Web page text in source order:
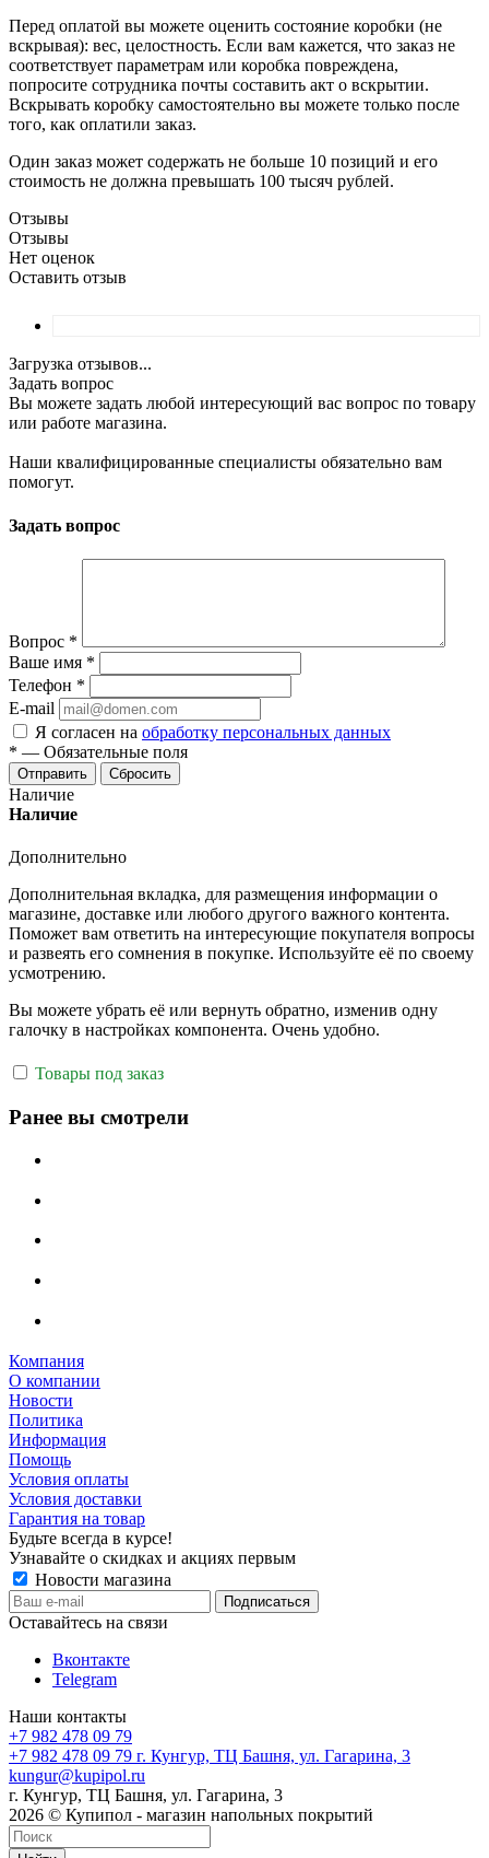
Перед оплатой вы можете оценить состояние коробки (не
вскрывая): вес, целостность. Если вам кажется, что заказ не
соответствует параметрам или коробка повреждена,
попросите сотрудника почты составить акт о вскрытии.
Вскрывать коробку самостоятельно вы можете только после
того, как оплатили заказ.
Один заказ может содержать не больше 10 позиций и его
стоимость не должна превышать 100 тысяч рублей.
Отзывы
Отзывы
Нет оценок
Оставить отзыв
Загрузка отзывов...
Задать вопрос
Вы можете задать любой интересующий вас вопрос по товару
или работе магазина.
Наши квалифицированные специалисты обязательно вам
помогут.
Задать вопрос
Вопрос *
Ваше имя *
Телефон *
E-mail
Я согласен на обработку персональных данных
* — Обязательные поля
Отправить Сбросить
Наличие
Наличие
Дополнительно
Дополнительная вкладка, для размещения информации о
магазине, доставке или любого другого важного контента.
Поможет вам ответить на интересующие покупателя вопросы
и развеять его сомнения в покупке. Используйте её по своему
усмотрению.
Вы можете убрать её или вернуть обратно, изменив одну
галочку в настройках компонента. Очень удобно.
Товары под заказ
Ранее вы смотрели
Компания
О компании
Новости
Политика
Информация
Помощь
Условия оплаты
Условия доставки
Гарантия на товар
Будьте всегда в курсе!
Узнавайте о скидках и акциях первым
Новости магазина
Оставайтесь на связи
Вконтакте
Telegram
Наши контакты
+7 982 478 09 79
+7 982 478 09 79 г. Кунгур, ТЦ Башня, ул. Гагарина, 3
kungur@kupipol.ru
г. Кунгур, ТЦ Башня, ул. Гагарина, 3
2026 © Купипол - магазин напольных покрытий